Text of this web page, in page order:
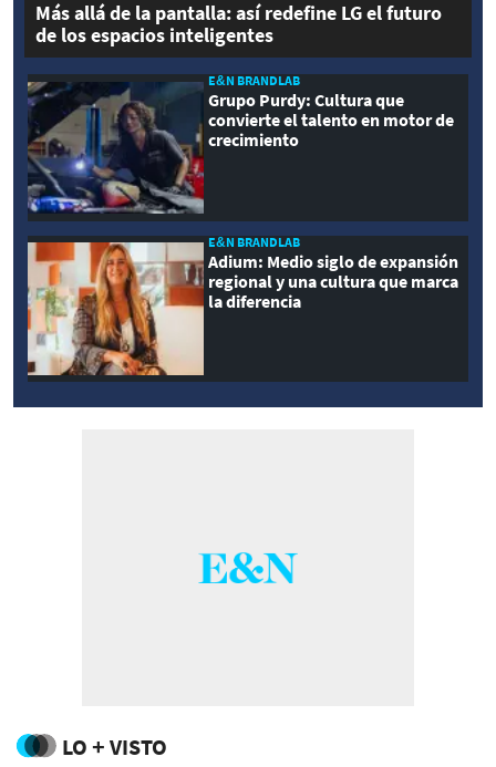
Más allá de la pantalla: así redefine LG el futuro
de los espacios inteligentes
E&N BRANDLAB
Grupo Purdy: Cultura que
convierte el talento en motor de
crecimiento
E&N BRANDLAB
Adium: Medio siglo de expansión
regional y una cultura que marca
la diferencia
LO + VISTO